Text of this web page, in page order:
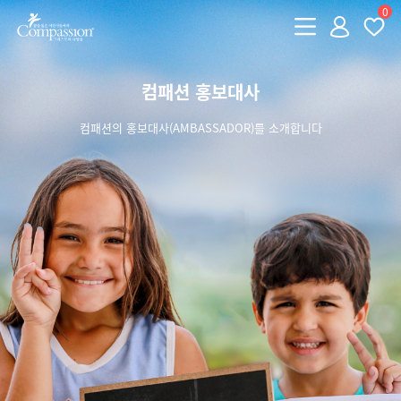
0
컴패션 홍보대사
컴패션의 홍보대사(AMBASSADOR)를 소개합니다